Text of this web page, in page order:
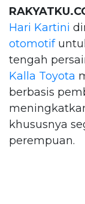
Hari Kartini
otomotif
tengah
Kalla Toyota
berbasis
khususnya
perempuan.